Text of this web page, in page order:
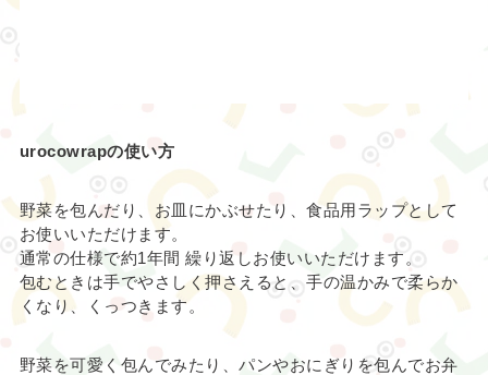
urocowrapの使い方
野菜を包んだり、お皿にかぶせたり、食品用ラップとして
お使いいただけます。
通常の仕様で約1年間 繰り返しお使いいただけます。
包むときは手でやさしく押さえると、手の温かみで柔らか
くなり、くっつきます。
野菜を可愛く包んでみたり、パンやおにぎりを包んでお弁